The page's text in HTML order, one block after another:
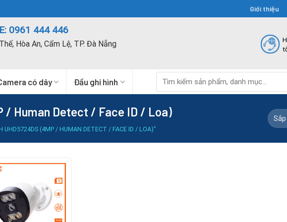
Giới thiệu
0961 444 446
Hòa An, Cẩm Lệ, TP. Đà Nẵng
có dây Đầu ghi hình
kiếm:
/ Human Detect / Face ID / Loa)
(4MP / HUMAN DETECT / FACE ID / LOA)”